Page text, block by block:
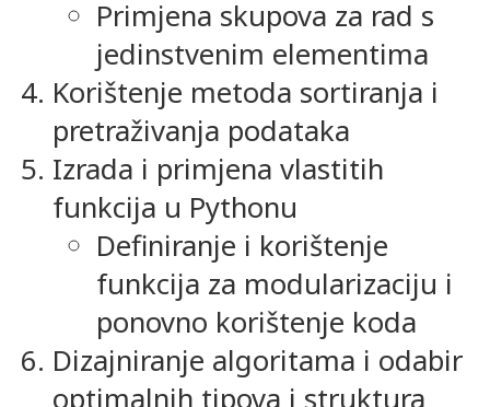
Primjena skupova za rad s
jedinstvenim elementima
Korištenje metoda sortiranja i
pretraživanja podataka
Izrada i primjena vlastitih
funkcija u Pythonu
Definiranje i korištenje
funkcija za modularizaciju i
ponovno korištenje koda
Dizajniranje algoritama i odabir
optimalnih tipova i struktura